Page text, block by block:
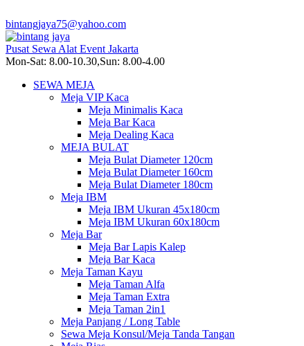
bintangjaya75@yahoo.com
Pusat Sewa Alat Event Jakarta
Mon-Sat: 8.00-10.30,Sun: 8.00-4.00
SEWA MEJA
Meja VIP Kaca
Meja Minimalis Kaca
Meja Bar Kaca
Meja Dealing Kaca
MEJA BULAT
Meja Bulat Diameter 120cm
Meja Bulat Diameter 160cm
Meja Bulat Diameter 180cm
Meja IBM
Meja IBM Ukuran 45x180cm
Meja IBM Ukuran 60x180cm
Meja Bar
Meja Bar Lapis Kalep
Meja Bar Kaca
Meja Taman Kayu
Meja Taman Alfa
Meja Taman Extra
Meja Taman 2in1
Meja Panjang / Long Table
Sewa Meja Konsul/Meja Tanda Tangan